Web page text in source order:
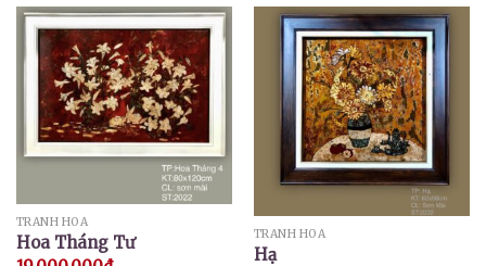
TRANH HOA
Hoa Tháng Tư
TRANH HOA
Hạ